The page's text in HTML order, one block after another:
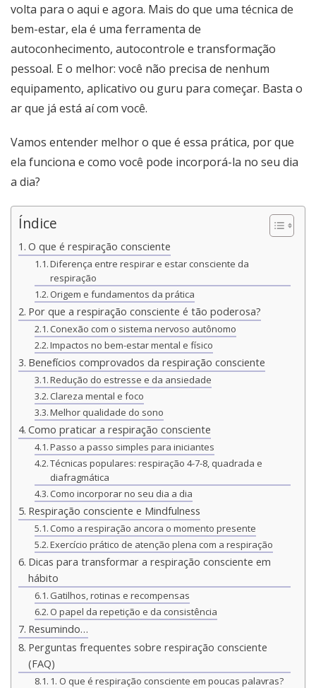
volta para o aqui e agora. Mais do que uma técnica de
bem-estar, ela é uma ferramenta de
autoconhecimento, autocontrole e transformação
pessoal. E o melhor: você não precisa de nenhum
equipamento, aplicativo ou guru para começar. Basta o
ar que já está aí com você.
Vamos entender melhor o que é essa prática, por que
ela funciona e como você pode incorporá-la no seu dia
a dia?
Índice
O que é respiração consciente
Diferença entre respirar e estar consciente da
respiração
Origem e fundamentos da prática
Por que a respiração consciente é tão poderosa?
Conexão com o sistema nervoso autônomo
Impactos no bem-estar mental e físico
Benefícios comprovados da respiração consciente
Redução do estresse e da ansiedade
Clareza mental e foco
Melhor qualidade do sono
Como praticar a respiração consciente
Passo a passo simples para iniciantes
Técnicas populares: respiração 4-7-8, quadrada e
diafragmática
Como incorporar no seu dia a dia
Respiração consciente e Mindfulness
Como a respiração ancora o momento presente
Exercício prático de atenção plena com a respiração
Dicas para transformar a respiração consciente em
hábito
Gatilhos, rotinas e recompensas
O papel da repetição e da consistência
Resumindo…
Perguntas frequentes sobre respiração consciente
(FAQ)
1. O que é respiração consciente em poucas palavras?